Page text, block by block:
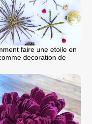
faire une etoile en
decoration de